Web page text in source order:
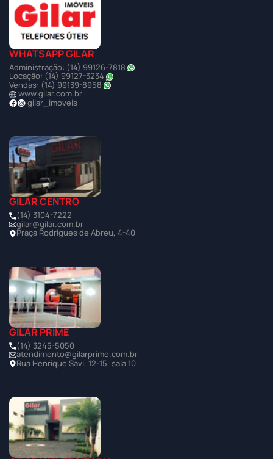
WHATSAPP GILAR
Administração: (14) 99126-7818
Locação: (14) 99127-3234
Vendas: (14) 99139-8958
www.gilar.com.br
gilar_imoveis
GILAR CENTRO
(14) 3104-7222
gilar@gilar.com.br
Praça Rodrigues de Abreu, 4-40
GILAR PRIME
(14) 3245-5050
atendimento@gilarprime.com.br
Rua Henrique Savi, 12-15, sala 10